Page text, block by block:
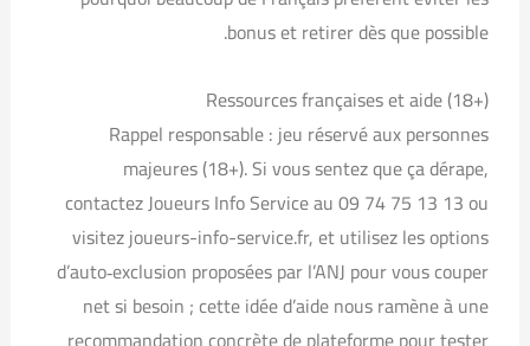
bonus et retirer dès que possible.
Ressources françaises et aide (18+)
Rappel responsable : jeu réservé aux personnes
majeures (18+). Si vous sentez que ça dérape,
contactez Joueurs Info Service au 09 74 75 13 13 ou
visitez joueurs-info-service.fr, et utilisez les options
d’auto‑exclusion proposées par l’ANJ pour vous couper
net si besoin ; cette idée d’aide nous ramène à une